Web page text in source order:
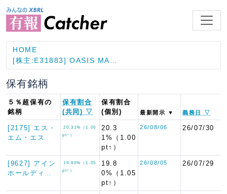
HOME
[株主:E31883] OASIS MA…
保有銘柄
５％超保有の
銘柄
保有割合
(共同) ▽
保有割合
(個別)
最新開示 ▼ 義務日 ▽
[2175] エス・
エム・エス
20.31%（1.00
pt↑）
20.3
1%（1.00
pt↑）
26/08/06 26/07/30
[9627] アイン
ホールディ…
19.80%（1.05
pt↑）
19.8
0%（1.05
pt↑）
26/08/05 26/07/29